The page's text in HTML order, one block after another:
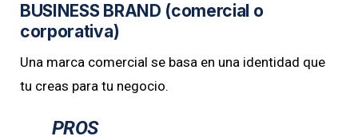
BUSINESS BRAND (comercial o
corporativa)
Una marca comercial se basa en una identidad que
tu creas para tu negocio.
PROS